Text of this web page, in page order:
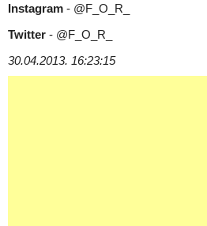
Instagram - @F_O_R_
Twitter - @F_O_R_
30.04.2013. 16:23:15